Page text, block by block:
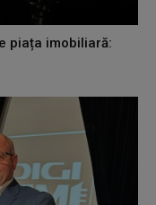
piața imobiliară: